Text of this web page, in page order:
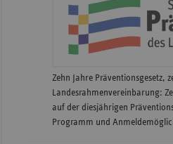
Zehn Jahre Präventionsgesetz,
Landesrahmenvereinbarung:
auf der diesjährigen
Programm und